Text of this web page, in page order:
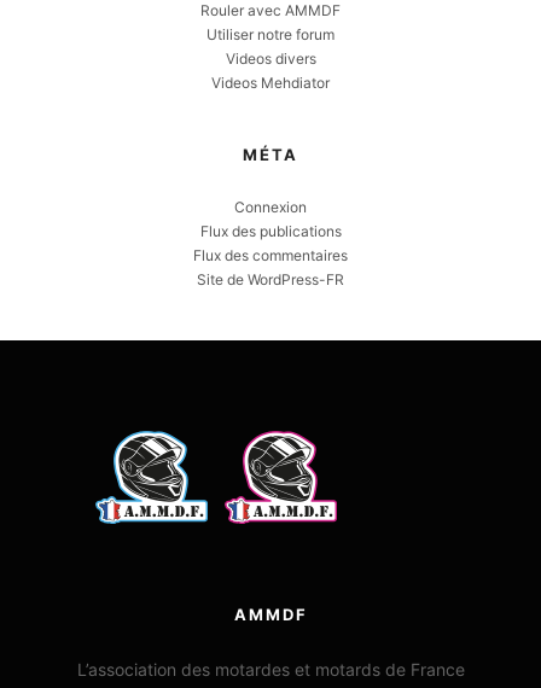
Rouler avec AMMDF
Utiliser notre forum
Videos divers
Videos Mehdiator
MÉTA
Connexion
Flux des publications
Flux des commentaires
Site de WordPress-FR
AMMDF
L’association des motardes et motards de France